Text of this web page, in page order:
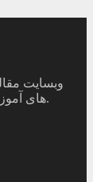
های آموزشی آی تی و کامپیوتر شروع به فعالیت کرده است.